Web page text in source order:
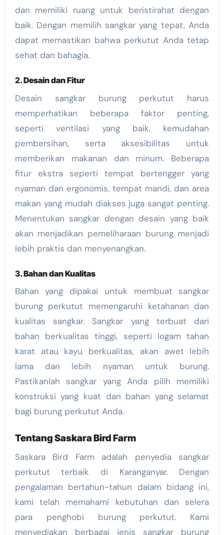
dan memiliki ruang untuk beristirahat dengan
baik. Dengan memilih sangkar yang tepat, Anda
dapat memastikan bahwa perkutut Anda tetap
sehat dan bahagia.
2.Desain dan Fitur
Desain sangkar burung perkutut harus
memperhatikan beberapa faktor penting,
seperti ventilasi yang baik, kemudahan
pembersihan, serta aksesibilitas untuk
memberikan makanan dan minum. Beberapa
fitur ekstra seperti tempat bertengger yang
nyaman dan ergonomis, tempat mandi, dan area
makan yang mudah diakses juga sangat penting.
Menentukan sangkar dengan desain yang baik
akan menjadikan pemeliharaan burung menjadi
lebih praktis dan menyenangkan.
3.Bahan dan Kualitas
Bahan yang dipakai untuk membuat sangkar
burung perkutut memengaruhi ketahanan dan
kualitas sangkar. Sangkar yang terbuat dari
bahan berkualitas tinggi, seperti logam tahan
karat atau kayu berkualitas, akan awet lebih
lama dan lebih nyaman untuk burung.
Pastikanlah sangkar yang Anda pilih memiliki
konstruksi yang kuat dan bahan yang selamat
bagi burung perkutut Anda.
Tentang Saskara Bird Farm
Saskara Bird Farm adalah penyedia sangkar
perkutut terbaik di Karanganyar. Dengan
pengalaman bertahun-tahun dalam bidang ini,
kami telah memahami kebutuhan dan selera
para penghobi burung perkutut. Kami
menyediakan berbagai jenis sangkar burung